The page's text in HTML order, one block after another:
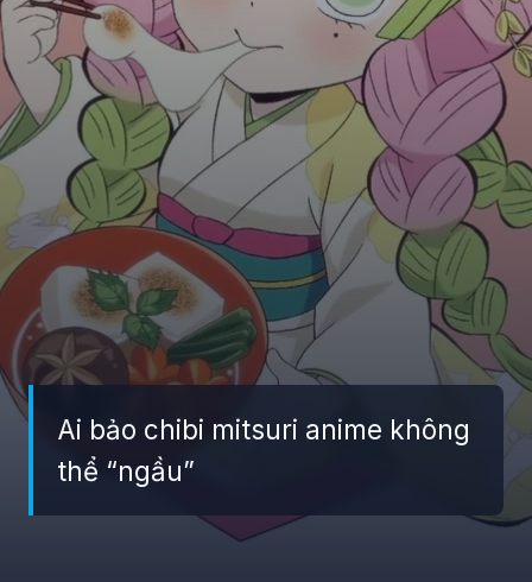
Ai bảo chibi mitsuri anime không
thể “ngầu”